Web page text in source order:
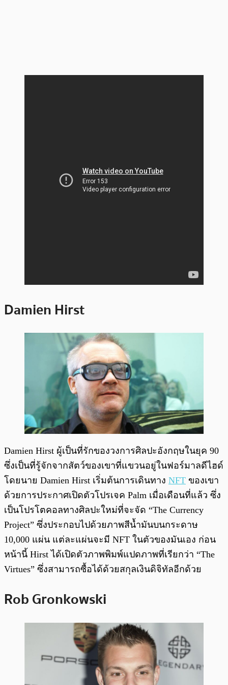
Damien Hirst
Damien Hirst ผู้เป็นที่รักของวงการศิลปะอังกฤษในยุค 90
ซึ่งเป็นที่รู้จักจากสัตว์ของเขาที่แขวนอยู่ในฟอร์มาลดีไฮด์
โดยนาย Damien Hirst เริ่มต้นการเดินทาง NFT ของเขา
ด้วยการประกาศเปิดตัวโปรเจค Palm เมื่อเดือนที่แล้ว ซึ่ง
เป็นโปรโตคอลทางศิลปะใหม่ที่จะจัด “The Currency
Project” ซึ่งประกอบไปด้วยภาพสีน้ำมันบนกระดาษ
10,000 แผ่น แต่ละแผ่นจะมี NFT ในตัวของมันเอง ก่อน
หน้านี้ Hirst ได้เปิดตัวภาพพิมพ์แปดภาพที่เรียกว่า “The
Virtues” ซึ่งสามารถซื้อได้ด้วยสกุลเงินดิจิทัลอีกด้วย
Rob Gronkowski